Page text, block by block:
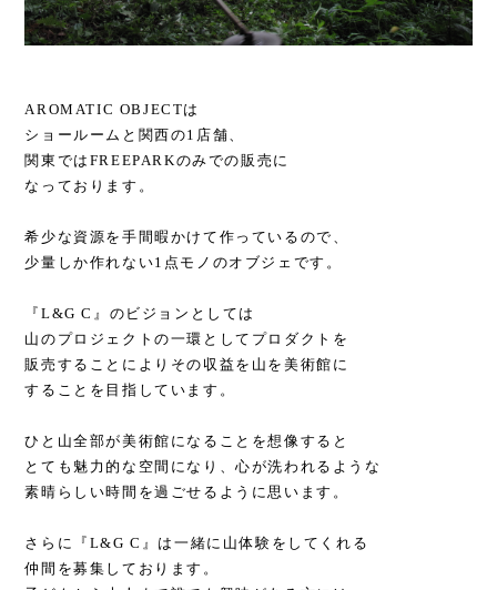
AROMATIC OBJECTは
ショールームと関西の1店舗、
関東ではFREEPARKのみでの販売に
なっております。
希少な資源を手間暇かけて作っているので、
少量しか作れない1点モノのオブジェです。
『L&G C』のビジョンとしては
山のプロジェクトの一環としてプロダクトを
販売することによりその収益を山を美術館に
することを目指しています。
ひと山全部が美術館になることを想像すると
とても魅力的な空間になり、心が洗われるような
素晴らしい時間を過ごせるように思います。
さらに『L&G C』は一緒に山体験をしてくれる
仲間を募集しております。